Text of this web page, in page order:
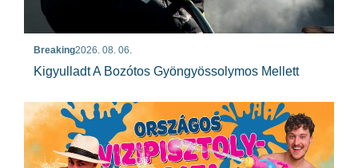
Breaking2026. 08. 06.
Kigyulladt A Bozótos Gyöngyössolymos Mellett